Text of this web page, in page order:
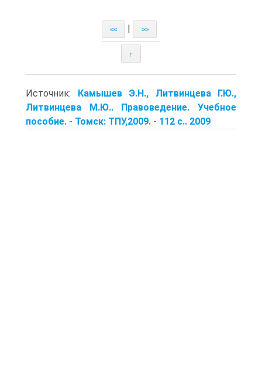
<< >>
↑
Источник: Камышев Э.Н., Литвинцева Г.Ю.,
Литвинцева М.Ю.. Правоведение. Учебное
пособие. - Томск: ТПУ,2009. - 112 с.. 2009